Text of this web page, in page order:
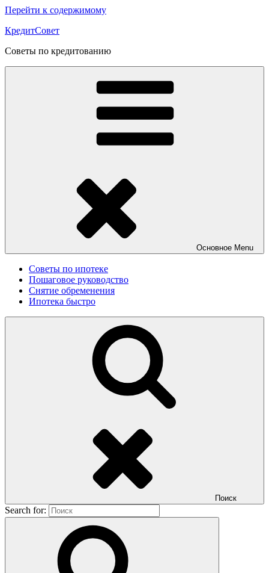
Перейти к содержимому
КредитСовет
Советы по кредитованию
Основное Menu
Советы по ипотеке
Пошаговое руководство
Снятие обременения
Ипотека быстро
Поиск
Search for: